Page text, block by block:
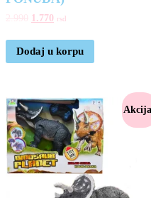
1.770 rsd
Dodaj u korpu